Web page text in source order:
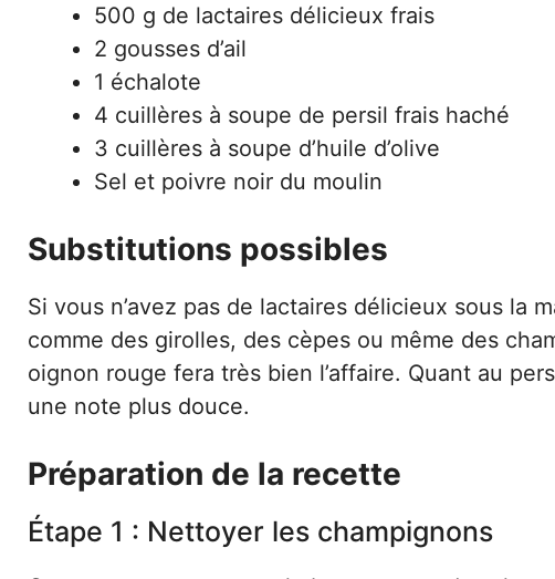
500 g de lactaires délicieux frais
2 gousses d’ail
1 échalote
4 cuillères à soupe de persil frais haché
3 cuillères à soupe d’huile d’olive
Sel et poivre noir du moulin
Substitutions possibles
Si vous n’avez pas de lactaires délicieux sous la
comme des girolles, des cèpes ou même des
oignon rouge fera très bien l’affaire. Quant au
une note plus douce.
Préparation de la recette
Étape 1 : Nettoyer les champignons